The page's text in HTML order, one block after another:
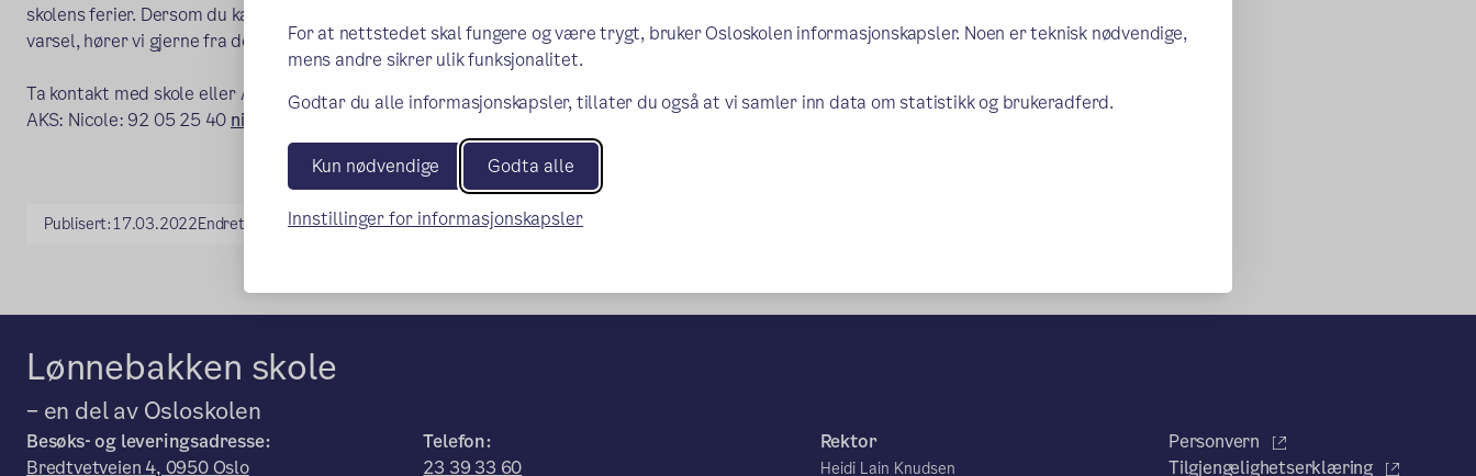
For at nettstedet skal fungere og være trygt, bruker Osloskolen informasjonskapsler. Noen er teknisk nødvendige,
mens andre sikrer ulik funksjonalitet.
Godtar du alle informasjonskapsler, tillater du også at vi samler inn data om statistikk og brukeradferd.
Kun nødvendige Godta alle
Innstillinger for informasjonskapsler
skolens ferier. Dersom du kan jobbe én eller flere dager i uken, er fleksibel og kan stille på kort
varsel, hører vi gjerne fra deg.
Ta kontakt med skole eller AKS:
AKS: Nicole: 92 05 25 40 nicole.takaleh@osloskolen.no
Publisert:17.03.2022Endret: 07.08.2023
Lønnebakken skole
– en del av Osloskolen
Besøks- og leveringsadresse:
Bredtvetveien 4, 0950 Oslo
Telefon:
23 39 33 60
Rektor
Heidi Lain Knudsen
Personvern
Tilgjengelighetserklæring